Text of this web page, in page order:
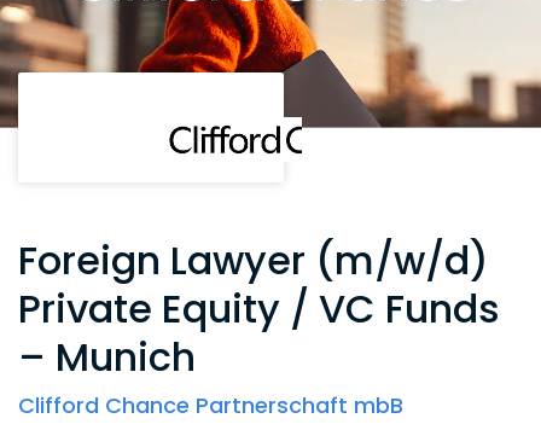
Foreign Lawyer (m/w/d)
Private Equity / VC Funds
– Munich
Clifford Chance Partnerschaft mbB